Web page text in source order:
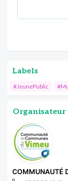
Labels
#JeunePublic
Organisateur
COMMUNAUTÉ